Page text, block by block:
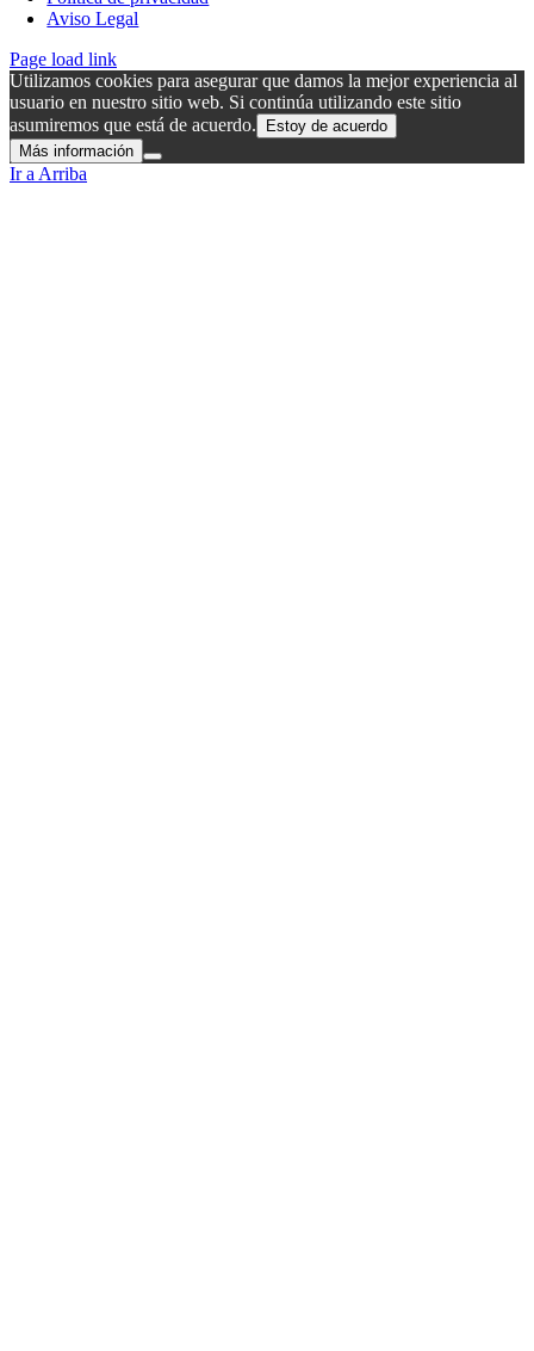
Aviso Legal
Page load link
Utilizamos cookies para asegurar que damos la mejor experiencia al
usuario en nuestro sitio web. Si continúa utilizando este sitio
asumiremos que está de acuerdo.
Estoy de acuerdo
Más información
Ir a Arriba